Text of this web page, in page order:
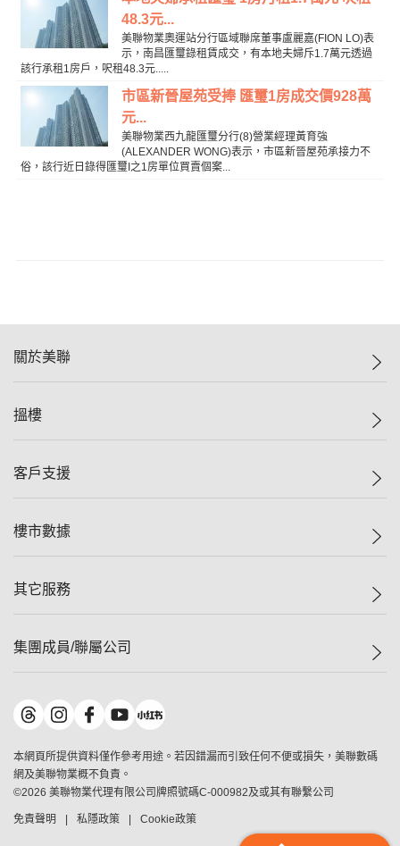
48.3元...
美聯物業奧運站分行區域聯席董事盧麗嘉(FION LO)表
示，南昌匯璽錄租賃成交，有本地夫婦斥1.7萬元透過
該行承租1房戶，呎租48.3元.....
市區新晉屋苑受捧 匯璽1房成交價928萬
元...
美聯物業西九龍匯璽分行(8)營業經理黃育強
(ALEXANDER WONG)表示，市區新晉屋苑承接力不
俗，該行近日錄得匯璽I之1房單位買賣個案...
關於美聯
美聯集團
人才招募
搵樓
一手新盤
減價
美聯豪宅
獨家樓盤
租盤
客戶支援
自助放盤
查詢熱線
按揭計算機
負擔能力計算機
轉按計算機
繳款方式
樓市數據
樓價指數
歷史成交
屋苑成交排行榜
地區百科
其它服務
屋苑專頁
美聯精英會
美善會
地產代理管理協會
申報已遞交的購樓意向登記
集團成員/聯屬公司
美聯物業
鋑聯控股*
美聯工商舖*
美聯中國
美聯澳門
美聯金融集團
本網頁所提供資料僅作參考用途。若因錯漏而引致任何不便或損失，美聯數碼
網及美聯物業概不負責。
©2026 美聯物業代理有限公司牌照號碼C-000982及或其有聯繫公司
免責聲明 私隱政策 Cookie政策